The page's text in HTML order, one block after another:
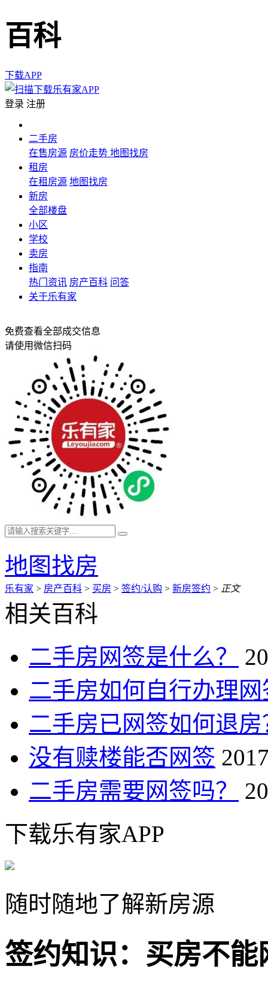
百科
下载APP
登录 注册
二手房
在售房源 房价走势 地图找房
租房
在租房源 地图找房
新房
全部楼盘
小区
学校
卖房
指南
热门资讯 房产百科 问答
关于乐有家
免费查看全部成交信息
请使用微信扫码
地图找房
乐有家 > 房产百科 > 买房 > 签约/认购 > 新房签约 > 正文
相关百科
二手房网签是什么？
二手房如何自行办理网
二手房已网签如何退房
没有赎楼能否网签
二手房需要网签吗？
下载乐有家APP
随时随地了解新房源
签约知识：买房不能